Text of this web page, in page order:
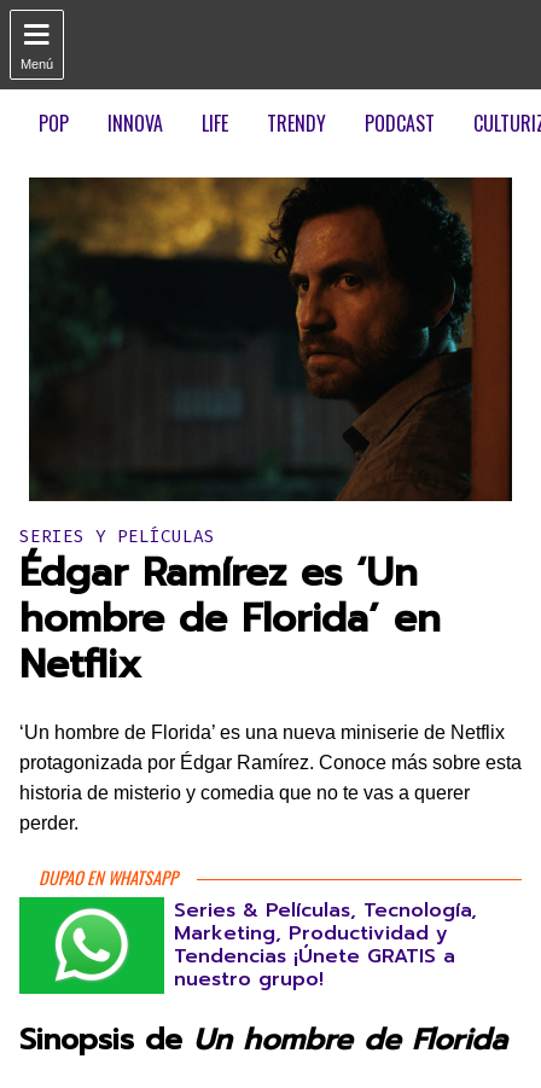

Menú
POP INNOVA LIFE TRENDY PODCAST
Publicado en:
SERIES Y PELÍCULAS
Édgar Ramírez es ‘Un
hombre de Florida’ en
Netflix
‘Un hombre de Florida’ es una nueva miniserie de Netflix
protagonizada por Édgar Ramírez. Conoce más sobre esta
historia de misterio y comedia que no te vas a querer
perder.
DUPAO EN WHATSAPP
Series & Películas, Tecnología,
Marketing, Productividad y
Tendencias ¡Únete GRATIS a
nuestro grupo!
Sinopsis de Un hombre de Florida